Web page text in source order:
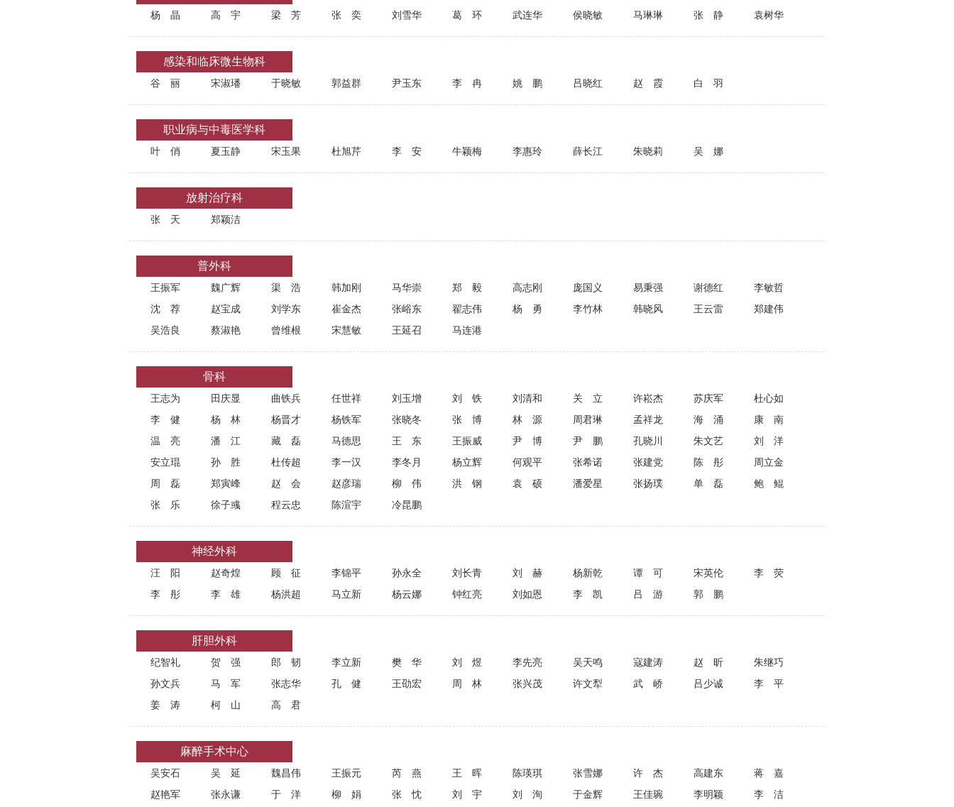
杨晶 高宇 梁芳 张奕 刘雪华 葛环 武连华 侯晓敏 马琳琳 张静 袁树华
感染和临床微生物科
谷丽 宋淑璠 于晓敏 郭益群 尹玉东 李冉 姚鹏 吕晓红 赵霞 白羽
职业病与中毒医学科
叶俏 夏玉静 宋玉果 杜旭芹 李安 牛颖梅 李惠玲 薛长江 朱晓莉 吴娜
放射治疗科
张天 郑颖洁
普外科
王振军 魏广辉 渠浩 韩加刚 马华崇 郑毅 高志刚 庞国义 易秉强 谢德红
李敏哲
沈荐
赵宝成 刘学东 崔金杰 张峪东 翟志伟 杨勇 李竹林 韩晓风 王云雷
郑建伟
吴浩良
蔡淑艳 曾维根 宋慧敏 王延召 马连港
骨科
王志为 田庆显 曲铁兵 任世祥 刘玉增 刘铁 刘清和 关立 许崧杰 苏庆军
杜心如
李健
杨林 杨晋才 杨铁军 张晓冬 张博 林源 周君琳 孟祥龙 海涌
康南
温亮
潘江 藏磊 马德思 王东 王振威 尹博 尹鹏 孔晓川 朱文艺
刘洋
安立琨
孙胜 杜传超 李一汉 李冬月 杨立辉 何观平 张希诺 张建党 陈彤
周立金
周磊
郑寅峰 赵会 赵彦瑞 柳伟 洪钢 袁硕 潘爱星 张扬璞 单磊
鲍鲲
张乐
徐子彧 程云忠 陈渲宇 冷昆鹏
神经外科
汪阳 赵奇煌 顾征 李锦平 孙永全 刘长青 刘赫 杨新乾 谭可 宋英伦
李荧
李彤
李雄 杨洪超 马立新 杨云娜 钟红亮 刘如恩 李凯 吕游 郭鹏
肝胆外科
纪智礼 贺强 郎韧 李立新 樊华 刘煜 李先亮 吴天鸣 寇建涛 赵昕
朱继巧
孙文兵
马军 张志华 孔健 王劭宏 周林 张兴茂 许文犁 武峤 吕少诚
李平
姜涛
柯山 高君
麻醉手术中心
吴安石 吴延 魏昌伟 王振元 芮燕 王晖 陈瑛琪 张雪娜 许杰 高建东
蒋嘉
赵艳军
张永谦 于洋 柳娟 张忱 刘宇 刘洵 于金辉 王佳琬 李明颖 李洁